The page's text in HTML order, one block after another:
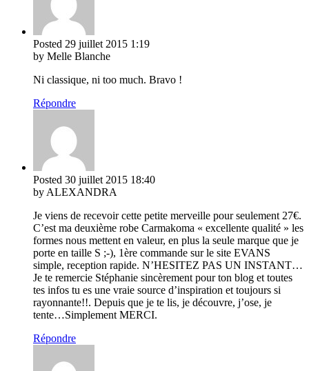
Posted 29 juillet 2015 1:19
by Melle Blanche
Ni classique, ni too much. Bravo !
Répondre
Posted 30 juillet 2015 18:40
by ALEXANDRA
Je viens de recevoir cette petite merveille pour seulement 27€.
C’est ma deuxième robe Carmakoma « excellente qualité » les
formes nous mettent en valeur, en plus la seule marque que je
porte en taille S ;-), 1ère commande sur le site EVANS
simple, reception rapide. N’HESITEZ PAS UN INSTANT…
Je te remercie Stéphanie sincèrement pour ton blog et toutes
tes infos tu es une vraie source d’inspiration et toujours si
rayonnante!!. Depuis que je te lis, je découvre, j’ose, je
tente…Simplement MERCI.
Répondre